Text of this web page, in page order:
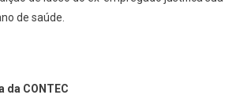
de saúde.
da CONTEC